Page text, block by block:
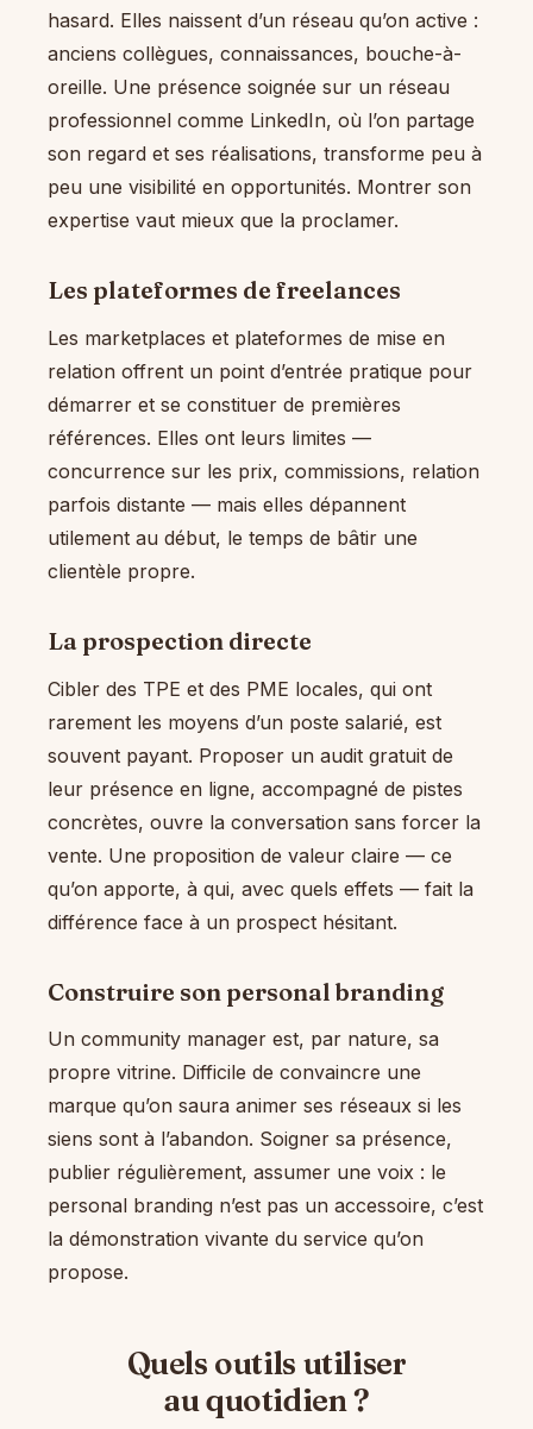
hasard. Elles naissent d’un réseau qu’on active :
anciens collègues, connaissances, bouche-à-
oreille. Une présence soignée sur un réseau
professionnel comme LinkedIn, où l’on partage
son regard et ses réalisations, transforme peu à
peu une visibilité en opportunités. Montrer son
expertise vaut mieux que la proclamer.
Les plateformes de freelances
Les marketplaces et plateformes de mise en
relation offrent un point d’entrée pratique pour
démarrer et se constituer de premières
références. Elles ont leurs limites —
concurrence sur les prix, commissions, relation
parfois distante — mais elles dépannent
utilement au début, le temps de bâtir une
clientèle propre.
La prospection directe
Cibler des TPE et des PME locales, qui ont
rarement les moyens d’un poste salarié, est
souvent payant. Proposer un audit gratuit de
leur présence en ligne, accompagné de pistes
concrètes, ouvre la conversation sans forcer la
vente. Une proposition de valeur claire — ce
qu’on apporte, à qui, avec quels effets — fait la
différence face à un prospect hésitant.
Construire son personal branding
Un community manager est, par nature, sa
propre vitrine. Difficile de convaincre une
marque qu’on saura animer ses réseaux si les
siens sont à l’abandon. Soigner sa présence,
publier régulièrement, assumer une voix : le
personal branding n’est pas un accessoire, c’est
la démonstration vivante du service qu’on
propose.
Quels outils utiliser
au quotidien ?